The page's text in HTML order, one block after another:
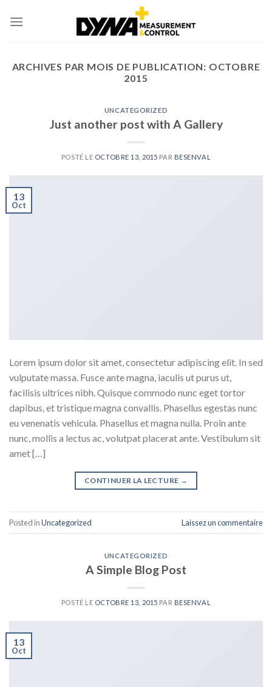
ARCHIVES PAR MOIS DE PUBLICATION: OCTOBRE
2015
UNCATEGORIZED
Just another post with A Gallery
POSTÉ LE OCTOBRE 13, 2015 PAR BESENVAL
13
Oct
Lorem ipsum dolor sit amet, consectetur adipiscing elit. In sed
vulputate massa. Fusce ante magna, iaculis ut purus ut,
facilisis ultrices nibh. Quisque commodo nunc eget tortor
dapibus, et tristique magna convallis. Phasellus egestas nunc
eu venenatis vehicula. Phasellus et magna nulla. Proin ante
nunc, mollis a lectus ac, volutpat placerat ante. Vestibulum sit
amet […]
CONTINUER LA LECTURE →
Posted inUncategorized Laissez un commentaire
UNCATEGORIZED
A Simple Blog Post
POSTÉ LE OCTOBRE 13, 2015 PAR BESENVAL
13
Oct